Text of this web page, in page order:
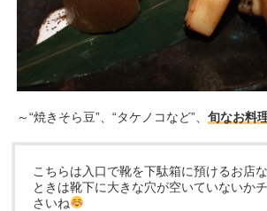
～“焼きそら豆”、“タケノコなど”、旬なお料
こちらは入口で靴を下駄箱に預けるお店
ときは靴下に大きな穴が空いていないか
さいね